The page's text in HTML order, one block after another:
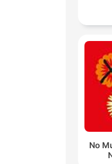
No